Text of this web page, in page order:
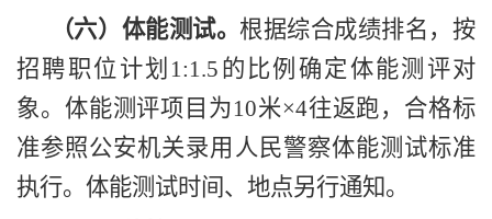
（六）体能测试。 根据综合成绩排名，按
招聘职位计划 1:1.5 的比例确定体能测评对
象。体能测评项目为10米×4往返跑，合格标
准参照公安机关录用人民警察体能测试标准
执行。体能测试时间、地点另行通知。